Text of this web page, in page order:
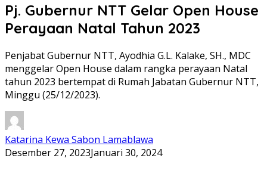
Pj. Gubernur NTT Gelar Open House
Perayaan Natal Tahun 2023
Penjabat Gubernur NTT, Ayodhia G.L. Kalake, SH., MDC
menggelar Open House dalam rangka perayaan Natal
tahun 2023 bertempat di Rumah Jabatan Gubernur NTT,
Minggu (25/12/2023).
Katarina Kewa Sabon Lamablawa
Desember 27, 2023Januari 30, 2024